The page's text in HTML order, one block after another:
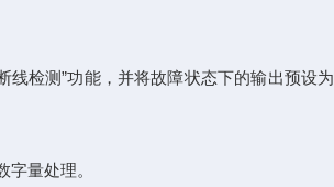
检测”功能，并将故障状态下的输出预设
量处理。